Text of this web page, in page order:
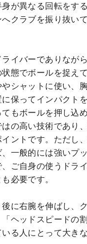
が異なる回転をす
クラブを振り抜い
イバーでありなが
態でボールを捉え
シャットに使い、
保ってインパクト
もボールを押し込め
はの高い技術であり
ントです。ただし
、一般的には強いプ
ご自身の使うドラ
必要です。
に右腕を伸ばし、
ヘッドスピードの
る人にとって大き